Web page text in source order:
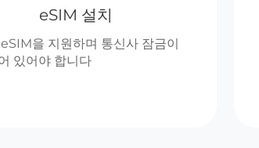
eSIM 설치
을 지원하며 통신사 잠금이
있어야 합니다